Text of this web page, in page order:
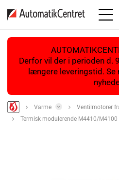
Derfor vil der i perioden d.
længere leveringstid.
Varme
Ventilmotorer
Termisk modulerende M4410/